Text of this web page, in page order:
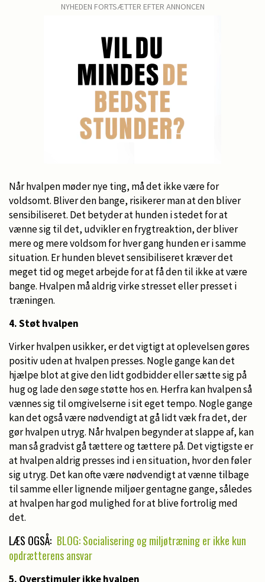
NYHEDEN FORTSÆTTER EFTER ANNONCEN
Når hvalpen møder nye ting, må det ikke være for
voldsomt. Bliver den bange, risikerer man at den bliver
sensibiliseret. Det betyder at hunden i stedet for at
vænne sig til det, udvikler en frygtreaktion, der bliver
mere og mere voldsom for hver gang hunden er i samme
situation. Er hunden blevet sensibiliseret kræver det
meget tid og meget arbejde for at få den til ikke at være
bange. Hvalpen må aldrig virke stresset eller presset i
træningen.
4. Støt hvalpen
Virker hvalpen usikker, er det vigtigt at oplevelsen gøres
positiv uden at hvalpen presses. Nogle gange kan det
hjælpe blot at give den lidt godbidder eller sætte sig på
hug og lade den søge støtte hos en. Herfra kan hvalpen så
vænnes sig til omgivelserne i sit eget tempo. Nogle gange
kan det også være nødvendigt at gå lidt væk fra det, der
gør hvalpen utryg. Når hvalpen begynder at slappe af, kan
man så gradvist gå tættere og tættere på. Det vigtigste er
at hvalpen aldrig presses ind i en situation, hvor den føler
sig utryg. Det kan ofte være nødvendigt at vænne tilbage
til samme eller lignende miljøer gentagne gange, således
at hvalpen har god mulighed for at blive fortrolig med
det.
LÆS OGSÅ: BLOG: Socialisering og miljøtræning er ikke kun
opdrætterens ansvar
5. Overstimuler ikke hvalpen